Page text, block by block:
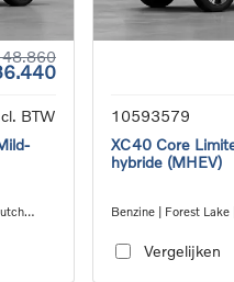
BTW
10593579
XC40 Core
hybride (MHEV)
Benzine | Forest
Vergelijken